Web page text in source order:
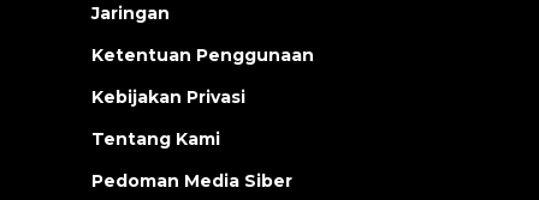
Jaringan
Ketentuan Penggunaan
Kebijakan Privasi
Tentang Kami
Pedoman Media Siber